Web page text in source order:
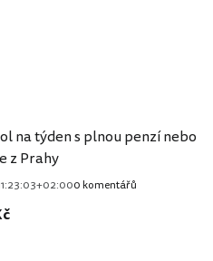
na týden s plnou penzí nebo
z Prahy
0 komentářů